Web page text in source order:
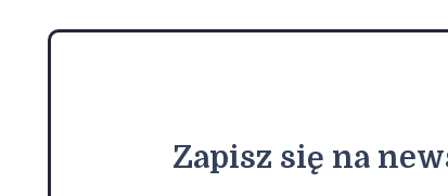
Zapisz się na